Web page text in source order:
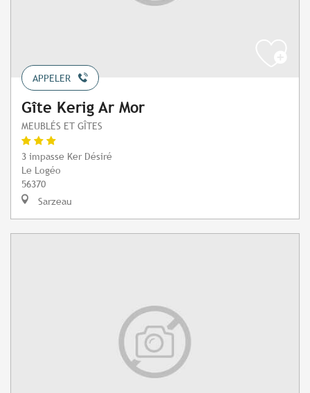
APPELER
Gîte Kerig Ar Mor
MEUBLÉS ET GÎTES
3 impasse Ker Désiré
Le Logéo
56370
Sarzeau